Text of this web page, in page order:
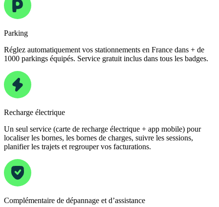
Parking
Réglez automatiquement vos stationnements en France dans + de
1000 parkings équipés. Service gratuit inclus dans tous les badges.
Recharge électrique
Un seul service (carte de recharge électrique + app mobile) pour
localiser les bornes, les bornes de charges, suivre les sessions,
planifier les trajets et regrouper vos facturations.
Complémentaire de dépannage et d’assistance